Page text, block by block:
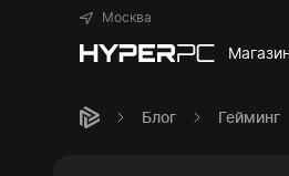
Москва
Магазин
Блог Гейминг